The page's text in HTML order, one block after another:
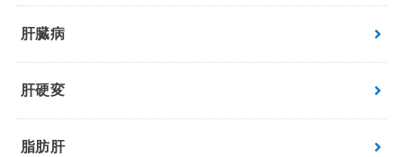
肝臓病
肝硬変
脂肪肝